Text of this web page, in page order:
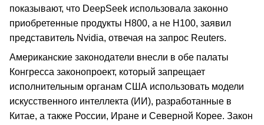
показывают, что DeepSeek использовала законно
приобретенные продукты H800, а не H100, заявил
представитель Nvidia, отвечая на запрос Reuters.
Американские законодатели внесли в обе палаты
Конгресса законопроект, который запрещает
исполнительным органам США использовать модели
искусственного интеллекта (ИИ), разработанные в
Китае, а также России, Иране и Северной Корее. Закон